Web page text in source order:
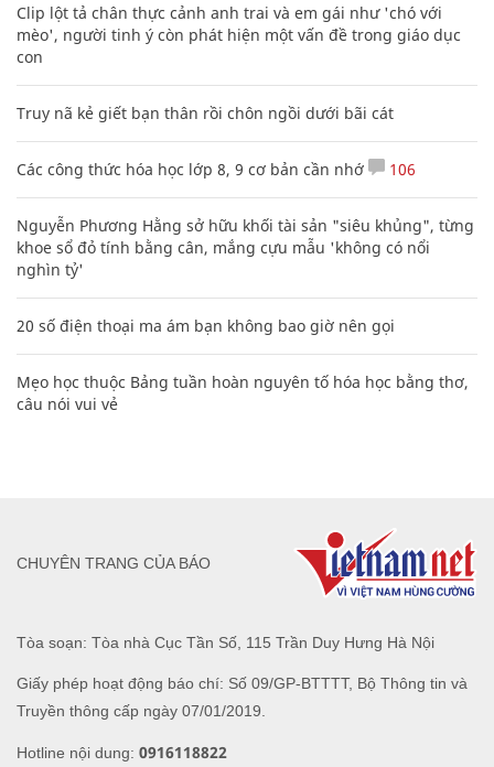
Clip lột tả chân thực cảnh anh trai và em gái như 'chó với
mèo', người tinh ý còn phát hiện một vấn đề trong giáo dục
con
Truy nã kẻ giết bạn thân rồi chôn ngồi dưới bãi cát
Các công thức hóa học lớp 8, 9 cơ bản cần nhớ 106
Nguyễn Phương Hằng sở hữu khối tài sản "siêu khủng", từng
khoe sổ đỏ tính bằng cân, mắng cựu mẫu 'không có nổi
nghìn tỷ'
20 số điện thoại ma ám bạn không bao giờ nên gọi
Mẹo học thuộc Bảng tuần hoàn nguyên tố hóa học bằng thơ,
câu nói vui vẻ
Tòa soạn: Tòa nhà Cục Tần Số, 115 Trần Duy Hưng Hà Nội
Giấy phép hoạt động báo chí: Số 09/GP-BTTTT, Bộ Thông tin và
Truyền thông cấp ngày 07/01/2019.
Hotline nội dung: 0916118822
CHUYÊN TRANG CỦA BÁO